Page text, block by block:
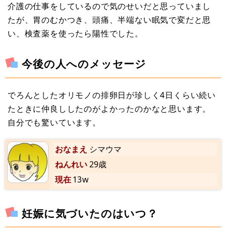
介護の仕事をしているので気のせいだと思っていまし
たが、胃のむかつき、頭痛、半端ない眠気で変だと思
い、検査薬を使ったら陽性でした。
今後の人へのメッセージ
でろんとしたオリモノの排卵日が珍しく4日くらい続い
たときに仲良ししたのがよかったのかなと思います。
自分でも驚いています。
おなまえ シマウマ
ねんれい29歳
現在13w
妊娠に気づいたのはいつ？